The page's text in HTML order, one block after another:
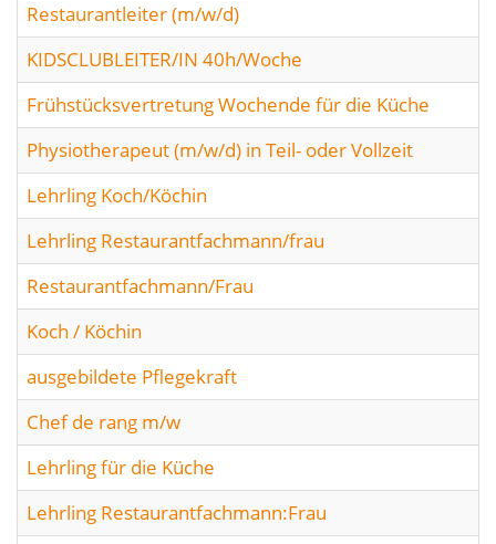
Restaurantleiter (m/w/d)
KIDSCLUBLEITER/IN 40h/Woche
Frühstücksvertretung Wochende für die Küche
Physiotherapeut (m/w/d) in Teil- oder Vollzeit
Lehrling Koch/Köchin
Lehrling Restaurantfachmann/frau
Restaurantfachmann/Frau
Koch / Köchin
ausgebildete Pflegekraft
Chef de rang m/w
Lehrling für die Küche
Lehrling Restaurantfachmann:Frau